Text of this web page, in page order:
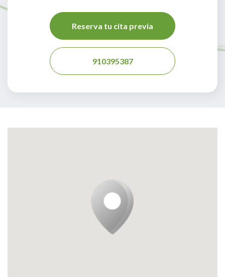
Reserva tu cita previa
910395387